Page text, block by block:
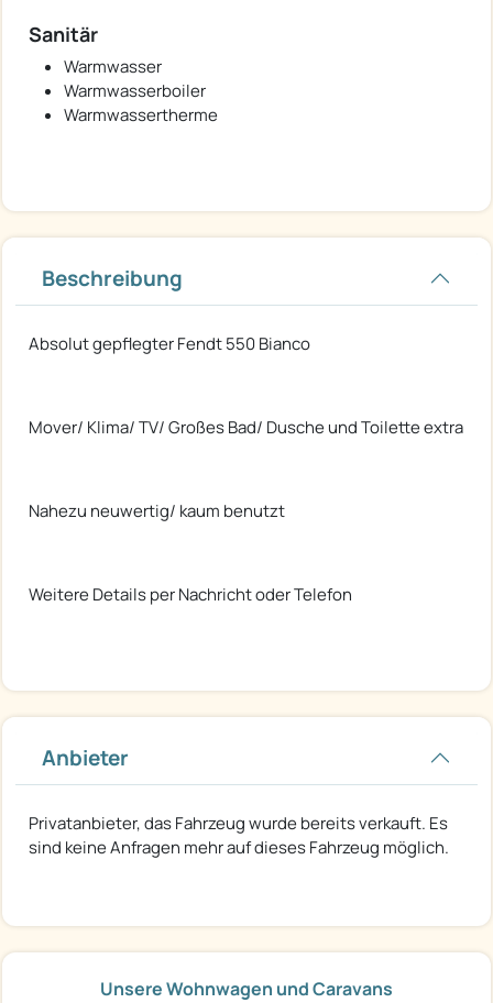
Sanitär
Warmwasser
Warmwasserboiler
Warmwassertherme
Beschreibung
Absolut gepflegter Fendt 550 Bianco
Mover/ Klima/ TV/ Großes Bad/ Dusche und Toilette extra
Nahezu neuwertig/ kaum benutzt
Weitere Details per Nachricht oder Telefon
Anbieter
Privatanbieter, das Fahrzeug wurde bereits verkauft. Es
sind keine Anfragen mehr auf dieses Fahrzeug möglich.
Unsere Wohnwagen und Caravans